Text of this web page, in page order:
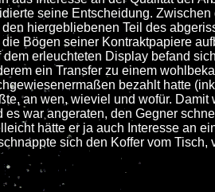
seine Entscheidung.
den hiergebliebenen Teil des
die Bögen seiner Kontraktpapiere
dem erleuchteten Display befand
ein Transfer zu einem
bezahlt hatte
an wen, wieviel und wofür.
es war angeraten, den Gegner
hätte er ja auch Interesse an
sich den Koffer vom